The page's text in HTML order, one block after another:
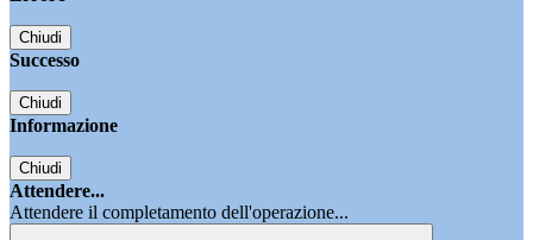
Chiudi
Successo
Chiudi
Informazione
Chiudi
Attendere...
Attendere il completamento dell'operazione...